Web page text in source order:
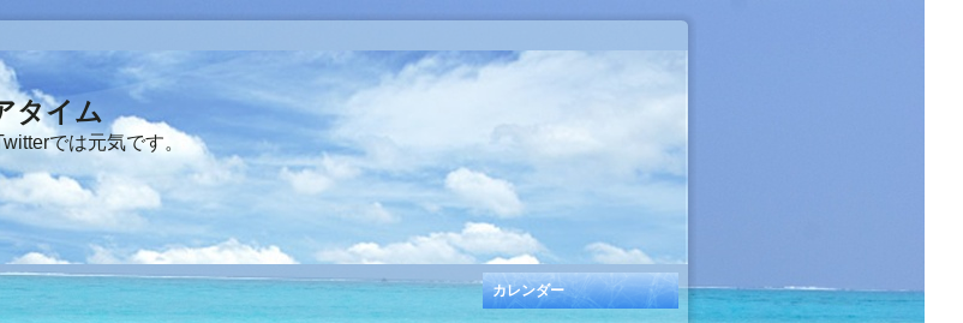
タイム
では元気です。
カレンダー